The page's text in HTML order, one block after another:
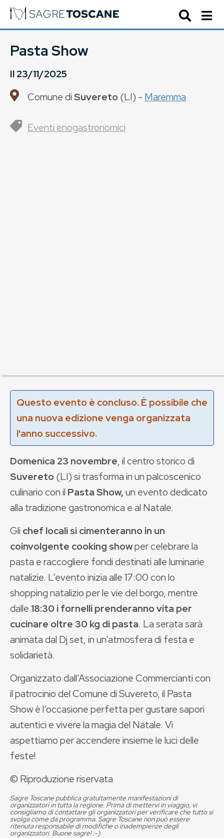
Pasta Show
Il23/11/2025
Comune diSuvereto(LI) - Maremma
Eventi enogastronomici
Questo evento è concluso. È possibile che
una nuova edizione venga organizzata
l'anno successivo.
Domenica 23 novembre, il centro storico di
Suvereto(LI) si trasforma in un palcoscenico
culinario con il Pasta Show,un evento dedicato
alla tradizione gastronomica e al Natale.
Gli chef locali si cimenteranno in un
coinvolgente cooking showper celebrare la
pasta e raccogliere fondi destinati alle luminarie
natalizie. L’evento inizia alle 17:00 con lo
shopping natalizio per le vie del borgo, mentre
dalle18:30 i fornelli prenderanno vita per
cucinare oltre 30 kg di pasta. La serata sarà
animata dal Dj set, in un’atmosfera di festa e
solidarietà.
Organizzato dall’Associazione Commercianti con
il patrocinio del Comune di Suvereto, il Pasta
Show è l’occasione perfetta per gustare sapori
autentici e vivere la magia del Natale. Vi
aspettiamo per accendere insieme le luci delle
feste!
© Riproduzione riservata
Sagre Toscane pubblica gratuitamente manifestazioni di
organizzatori in tutta la regione. Prima di mettervi in viaggio, vi
consigliamo di contattare gli organizzatori per verificare che tutto si
svolga come da programma. Sagre Toscane non può essere
ritenuta responsabile di modifiche o inadempienze degli
organizzatori. Buone sagre! :-)